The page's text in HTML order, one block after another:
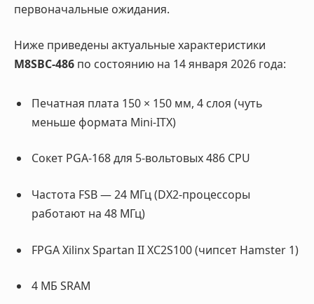
первоначальные ожидания.
Ниже приведены актуальные характеристики
M8SBC-486 по состоянию на 14 января 2026 года:
Печатная плата 150 × 150 мм, 4 слоя (чуть
меньше формата Mini-ITX)
Сокет PGA-168 для 5-вольтовых 486 CPU
Частота FSB — 24 МГц (DX2-процессоры
работают на 48 МГц)
FPGA Xilinx Spartan II XC2S100 (чипсет Hamster 1)
4 МБ SRAM